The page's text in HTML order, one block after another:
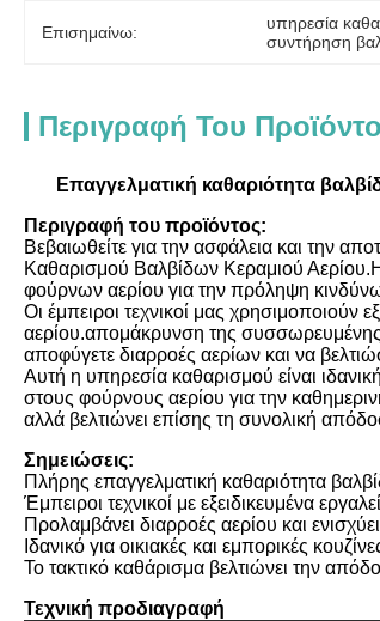
Επισημαίνω: υπηρεσία
συντήρηση
Περιγραφή Του
Επαγγελματική καθαριότητα
Περιγραφή του προϊόντος:
Βεβαιωθείτε για την ασφάλεια και την
Καθαρισμού Βαλβίδων Κεραμιού
φούρνων αερίου για την πρόληψη
Οι έμπειροι τεχνικοί μας χρησιμοποιούν
αερίου.απομάκρυνση της
αποφύγετε διαρροές αερίων και να
Αυτή η υπηρεσία καθαρισμού είναι
στους φούρνους αερίου για την
αλλά βελτιώνει επίσης τη συνολική
Σημειώσεις:
Πλήρης επαγγελματική καθαριότητα
Έμπειροι τεχνικοί με εξειδικευμένα
Προλαμβάνει διαρροές αερίου και
Ιδανικό για οικιακές και εμπορικές
Το τακτικό καθάρισμα βελτιώνει την
Τεχνική προδιαγραφή